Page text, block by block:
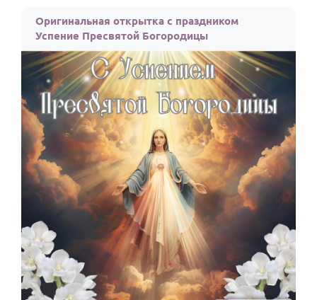
Оригинальная открытка с праздником
Успение Пресвятой Богородицы